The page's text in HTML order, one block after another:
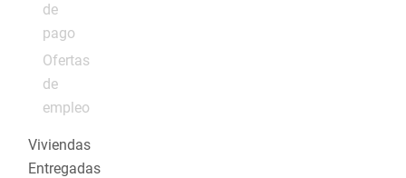
de
pago
Ofertas
de
empleo
Viviendas
Entregadas